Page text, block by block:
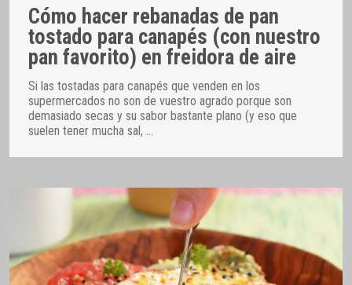
Cómo hacer rebanadas de pan
tostado para canapés (con nuestro
pan favorito) en freidora de aire
Si las tostadas para canapés que venden en los
supermercados no son de vuestro agrado porque son
demasiado secas y su sabor bastante plano (y eso que
suelen tener mucha sal, …